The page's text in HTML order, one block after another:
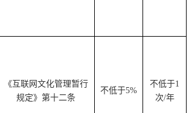
《互联网文化管理暂行
规定》第十二条
不低于5%
不低于1
次/年